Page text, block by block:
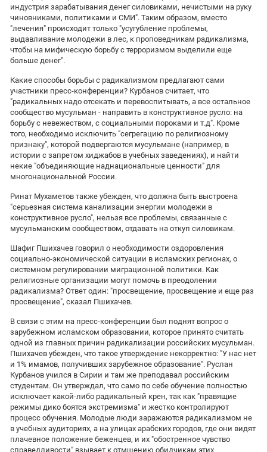
индустрия зарабатывания денег силовиками, нечистыми на руку
чиновниками, политиками и СМИ". Таким образом, вместо
"лечения" происходит только "усугубление проблемы,
выдавливание молодежи в лес, к проповедникам радикализма,
чтобы на мифическую борьбу с терроризмом выделили еще
больше денег".
Какие способы борьбы с радикализмом предлагают сами
участники пресс-конференции? Курбанов считает, что
"радикальных надо отсекать и перевоспитывать, а все остальное
сообщество мусульман - направить в конструктивное русло: на
борьбу с невежеством, с социальными пороками и т.д". Кроме
того, необходимо исключить "сегрегацию по религиозному
признаку", которой подвергаются мусульмане (например, в
истории с запретом хиджабов в учебных заведениях), и найти
некие "объединяющие наднациональные ценности" для
многонациональной России.
Ринат Мухаметов также убежден, что должна быть выстроена
"серьезная система канализации энергии молодежи в
конструктивное русло", нельзя все проблемы, связанные с
мусульманским сообществом, отдавать на откуп силовикам.
Шафиг Пшихачев говорил о необходимости оздоровления
социально-экономической ситуации в исламских регионах, о
системном регулировании миграционной политики. Как
религиозные организации могут помочь в преодолении
радикализма? Ответ один: "просвещение, просвещение и еще раз
просвещение", сказал Пшихачев.
В связи с этим на пресс-конференции был поднят вопрос о
зарубежном исламском образовании, которое принято считать
одной из главных причин радикализации российских мусульман.
Пшихачев убежден, что такое утверждение некорректно: "У нас нет
и 1% имамов, получивших зарубежное образование". Руслан
Курбанов учился в Сирии и там же преподавал российским
студентам. Он утверждал, что само по себе обучение полностью
исключает какой-либо радикальный крен, так как "правящие
режимы дико боятся экстремизма" и жестко контролируют
процесс обучения. Молодые люди заражаются радикализмом не
в учебных аудиториях, а на улицах арабских городов, где они видят
плачевное положение беженцев, и их "обостренное чувство
справедливости" взывает к отмщению обидчикам этих